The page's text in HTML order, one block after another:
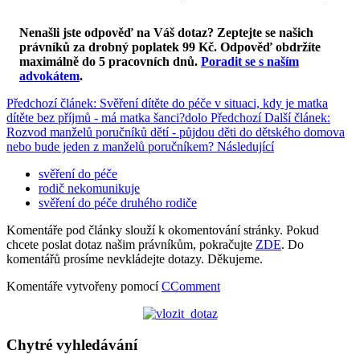
Nenašli jste odpověď na Váš dotaz? Zeptejte se našich
právníků za drobný poplatek 99 Kč. Odpověď obdržíte
maximálně do 5 pracovních dnů. Poradit se s naším
advokátem.
Předchozí článek: Svěření dítěte do péče v situaci, kdy je matka
dítěte bez příjmů - má matka šanci?dolo Předchozí Další článek:
Rozvod manželů poručníků dětí - půjdou děti do dětského domova
nebo bude jeden z manželů poručníkem? Následující
svěření do péče
rodič nekomunikuje
svěření do péče druhého rodiče
Komentáře pod články slouží k okomentování stránky. Pokud
chcete poslat dotaz našim právníkům, pokračujte ZDE. Do
komentářů prosíme nevkládejte dotazy. Děkujeme.
Komentáře vytvořeny pomocíCComment
Chytré vyhledávání